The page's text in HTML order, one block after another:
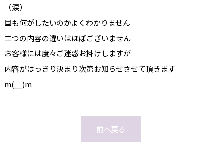
（涙）
国も何がしたいのかよくわかりません
二つの内容の違いはほぼございません
お客様には度々ご迷惑お掛けしますが
内容がはっきり決まり次第お知らせさせて頂きます
m(__)m
前へ戻る